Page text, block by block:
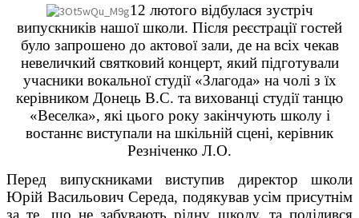
12 лютого відбулася зустріч
випускників нашої школи. Після реєстрації гостей
було запрошено до актової зали, де на всіх чекав
невеличкий святковий концерт, який підготували
учасники вокальної студії «Злагода» на чолі з їх
керівником Донець В.С. та вихованці студії танцю
«Веселка», які цього року закінчують школу і
востаннє виступали на шкільній сцені, керівник
Резніченко Л.О.
Перед випускниками виступив директор школи
Юрій Васильович Середа, подякував усім присутнім
за те, що не забувають рідну школу, та поділився